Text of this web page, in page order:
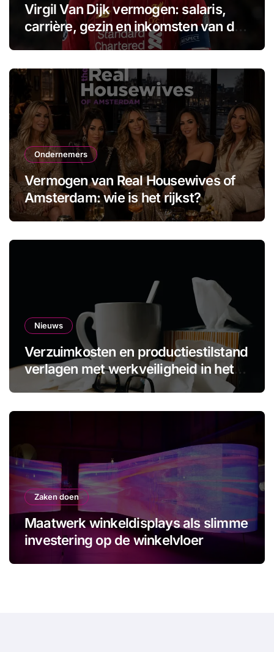
Virgil Van Dijk vermogen: salaris,
carrière, gezin en inkomsten van de
aanvoerder
Ondernemers
Vermogen van Real Housewives of
Amsterdam: wie is het rijkst?
Nieuws
Verzuimkosten en productiestilstand
verlagen met werkveiligheid in het
MKB
Zaken doen
Maatwerk winkeldisplays als slimme
investering op de winkelvloer